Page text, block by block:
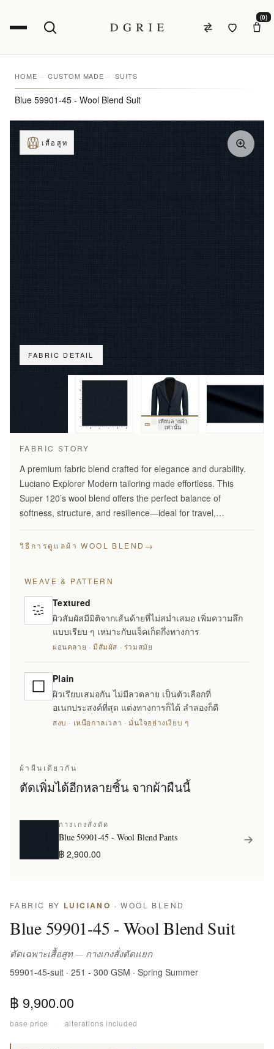
(0)
HOME CUSTOM MADE SUITS
Blue 59901-45 - Wool Blend Suit
FABRIC DETAIL
เสื้อสูท
เทียบลายผ้า
เท่านั้น
FABRIC STORY
A premium fabric blend crafted for elegance and durability.
Luciano Explorer Modern tailoring made effortless. This
Super 120’s wool blend offers the perfect balance of
softness, structure, and resilience—ideal for travel,
วิธีการดูแลผ้า WOOL BLEND →
WEAVE & PATTERN
Textured
ผิวสัมผัสมีมิติจากเส้นด้ายที่ไม่สม่ำเสมอ เพิ่มความลึก
แบบเรียบ ๆ เหมาะกับแจ็คเก็ตกึ่งทางการ
ผ่อนคลาย · มีสัมผัส · ร่วมสมัย
Plain
ผิวเรียบเสมอกัน ไม่มีลวดลาย เป็นตัวเลือกที่
อเนกประสงค์ที่สุด แต่งทางการก็ได้ ลำลองก็ดี
สงบ · เหนือกาลเวลา · มั่นใจอย่างเงียบ ๆ
ผ้าผืนเดียวกัน
ตัดเพิ่มได้อีกหลายชิ้น จากผ้าผืนนี้
กางเกงสั่งตัด
Blue 59901-45 - Wool Blend Pants
฿ 2,900.00
FABRIC BY LUICIANO · WOOL BLEND
Blue 59901-45 - Wool Blend Suit
ตัดเฉพาะเสื้อสูท — กางเกงสั่งตัดแยก
59901-45-suit · 251 - 300 GSM · Spring Summer
฿ 9,900.00
base price · alterations included